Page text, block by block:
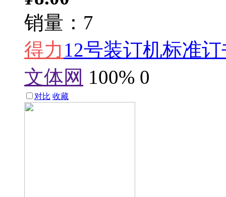
销量：7
得力 12号装订机标准
文体网 100% 0
对比 收藏